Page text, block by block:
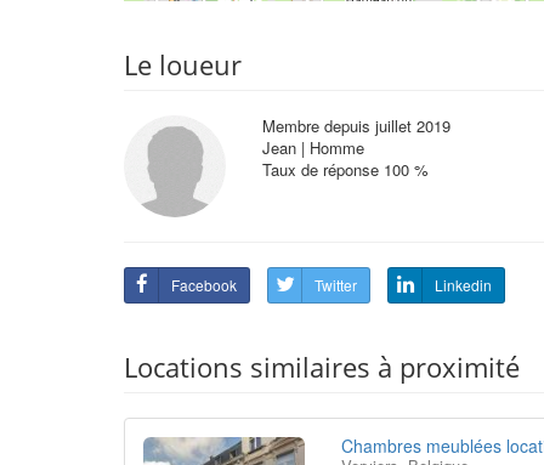
Le loueur
Membre depuis juillet 2019
Jean | Homme
Taux de réponse 100 %
Facebook Twitter Linkedin
Locations similaires à proximité
Chambres meublées